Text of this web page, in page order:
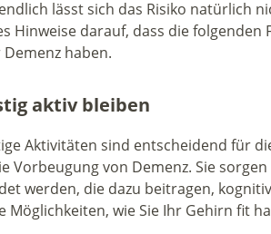
lässt sich das Risiko natürlich
Hinweise darauf, dass die
Demenz haben.
aktiv bleiben
Aktivitäten sind entscheidend für
Vorbeugung von Demenz. Sie
werden, die dazu beitragen,
Möglichkeiten, wie Sie Ihr Gehirn fit